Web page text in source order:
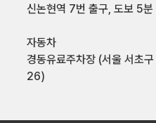
신논현역 7번 출구, 도보 5분
자동차
경동유료주차장 (서울 서초
26)